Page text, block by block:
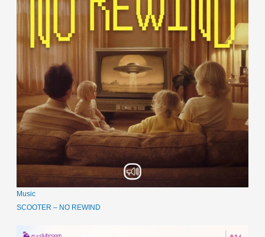
Music
SCOOTER – NO REWIND